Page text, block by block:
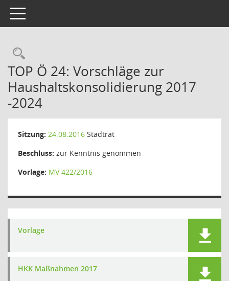
Toggle navigation
Rechercheauswahl
TOP Ö 24: Vorschläge zur
Haushaltskonsolidierung 2017
-2024
Sitzung: 24.08.2016 Stadtrat
Beschluss: zur Kenntnis genommen
Vorlage: MV 422/2016
Vorlage
HKK Maßnahmen 2017